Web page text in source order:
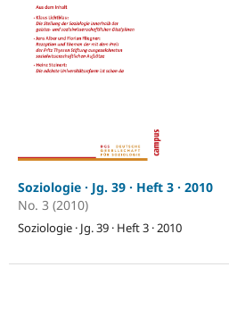
Soziologie · Jg. 39 · Heft 3 · 2010
No. 3 (2010)
Soziologie · Jg. 39 · Heft 3 · 2010